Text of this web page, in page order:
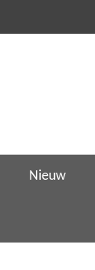
Nieuw